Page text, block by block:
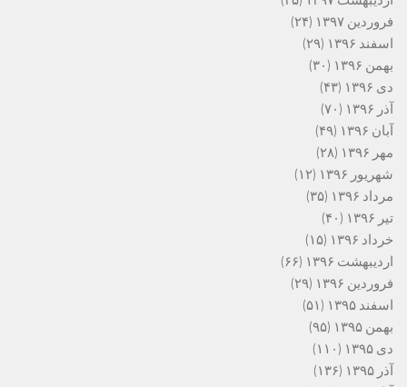
فروردین ۱۳۹۷
(۲۴)
اسفند ۱۳۹۶
(۲۹)
بهمن ۱۳۹۶
(۳۰)
دی ۱۳۹۶
(۴۳)
آذر ۱۳۹۶
(۷۰)
آبان ۱۳۹۶
(۴۹)
مهر ۱۳۹۶
(۲۸)
شهریور ۱۳۹۶
(۱۲)
مرداد ۱۳۹۶
(۳۵)
تیر ۱۳۹۶
(۴۰)
خرداد ۱۳۹۶
(۱۵)
اردیبهشت ۱۳۹۶
(۶۶)
فروردین ۱۳۹۶
(۲۹)
اسفند ۱۳۹۵
(۵۱)
بهمن ۱۳۹۵
(۹۵)
دی ۱۳۹۵
(۱۱۰)
آذر ۱۳۹۵
(۱۳۶)